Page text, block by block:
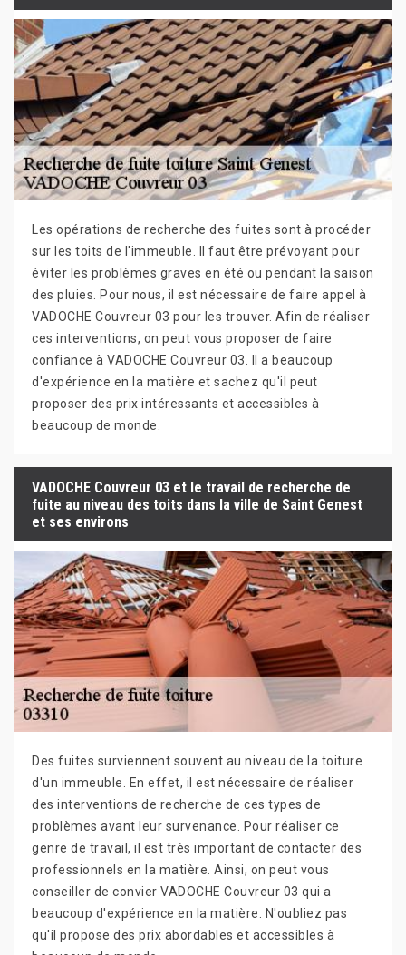
Les opérations de recherche des fuites sont à procéder
sur les toits de l'immeuble. Il faut être prévoyant pour
éviter les problèmes graves en été ou pendant la saison
des pluies. Pour nous, il est nécessaire de faire appel à
VADOCHE Couvreur 03 pour les trouver. Afin de réaliser
ces interventions, on peut vous proposer de faire
confiance à VADOCHE Couvreur 03. Il a beaucoup
d'expérience en la matière et sachez qu'il peut
proposer des prix intéressants et accessibles à
beaucoup de monde.
VADOCHE Couvreur 03 et le travail de recherche de
fuite au niveau des toits dans la ville de Saint Genest
et ses environs
Des fuites surviennent souvent au niveau de la toiture
d'un immeuble. En effet, il est nécessaire de réaliser
des interventions de recherche de ces types de
problèmes avant leur survenance. Pour réaliser ce
genre de travail, il est très important de contacter des
professionnels en la matière. Ainsi, on peut vous
conseiller de convier VADOCHE Couvreur 03 qui a
beaucoup d'expérience en la matière. N'oubliez pas
qu'il propose des prix abordables et accessibles à